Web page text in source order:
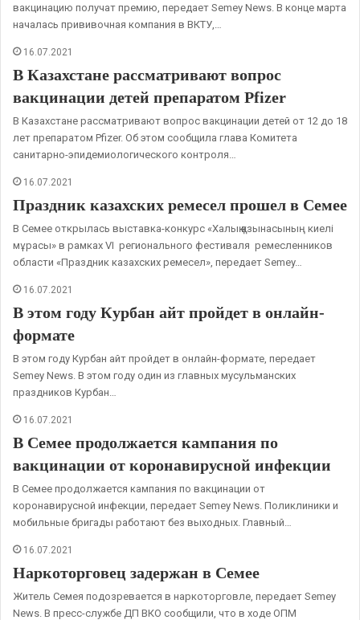
вакцинацию получат премию, передает Semey News. В конце марта
началась прививочная компания в ВКТУ,…
16.07.2021
В Казахстане рассматривают вопрос
вакцинации детей препаратом Pfizer
В Казахстане рассматривают вопрос вакцинации детей от 12 до 18
лет препаратом Pfizer. Об этом сообщила глава Комитета
санитарно-эпидемиологического контроля…
16.07.2021
Праздник казахских ремесел прошел в Семее
В Семее открылась выставка-конкурс «Халық қазынасының киелі
мұрасы» в рамках VI регионального фестиваля ремесленников
области «Праздник казахских ремесел», передает Semey…
16.07.2021
В этом году Курбан айт пройдет в онлайн-
формате
В этом году Курбан айт пройдет в онлайн-формате, передает
Semey News. В этом году один из главных мусульманских
праздников Курбан…
16.07.2021
В Семее продолжается кампания по
вакцинации от коронавирусной инфекции
В Семее продолжается кампания по вакцинации от
коронавирусной инфекции, передает Semey News. Поликлиники и
мобильные бригады работают без выходных. Главный…
16.07.2021
Наркоторговец задержан в Семее
Житель Семея подозревается в наркоторговле, передает Semey
News. В пресс-службе ДП ВКО сообщили, что в ходе ОПМ